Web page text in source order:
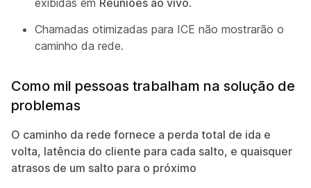
exibidas em Reuniões ao vivo.
Chamadas otimizadas para ICE não mostrarão o
caminho da rede.
Como mil pessoas trabalham na solução de
problemas
O caminho da rede fornece a perda total de ida e
volta, latência do cliente para cada salto, e quaisquer
atrasos de um salto para o próximo